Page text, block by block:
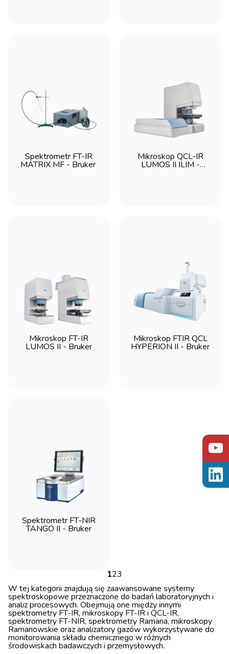
analiza gazów
Spektrometr FT-IR
MATRIX MF - Bruker
Mikroskop QCL-IR
LUMOS II ILIM -
Mikroskop FT-IR
LUMOS II - Bruker
Mikroskop FTIR QCL
HYPERION II - Bruker
Spektrometr FT-NIR
TANGO II - Bruker
123
W tej kategorii znajdują się zaawansowane systemy
spektroskopowe przeznaczone do badań laboratoryjnych i
analiz procesowych. Obejmują one między innymi
spektrometry FT-IR, mikroskopy FT-IR i QCL-IR,
spektrometry FT-NIR, spektrometry Ramana, mikroskopy
Ramanowskie oraz analizatory gazów wykorzystywane do
monitorowania składu chemicznego w różnych
środowiskach badawczych i przemysłowych.